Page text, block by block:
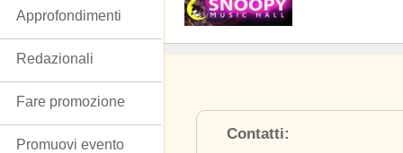
Contatti:
Approfondimenti
Redazionali
Fare promozione
Promuovi evento